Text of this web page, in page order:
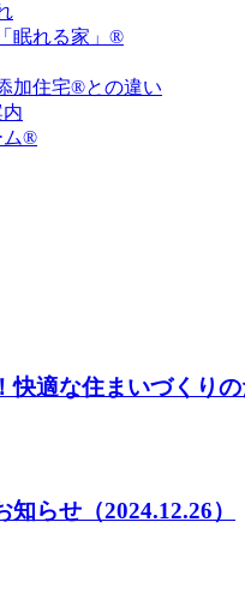
眠れる家」®
加住宅®との違い
ム®
快適な住まいづくり
知らせ （2024.12.26）